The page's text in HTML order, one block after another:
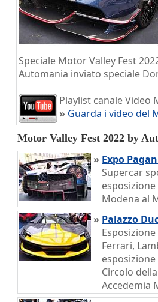
Speciale Motor Valley Fest
Automania inviato speciale
Playlist canale Video
» Guarda i video del
Motor Valley Fest 2022 by
» Expo
Supercar
Modena al
» Palazzo
Ferrari,
Circolo
Accedemia